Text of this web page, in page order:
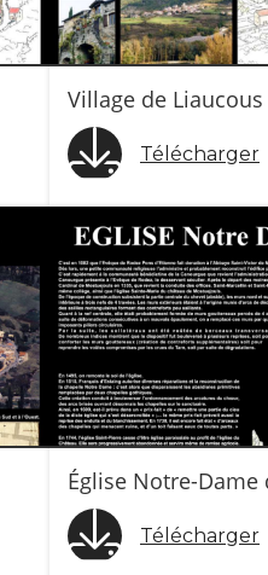
Village de Liaucous
Télécharger
Église Notre-Dame
Télécharger